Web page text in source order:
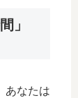
」
あなたは